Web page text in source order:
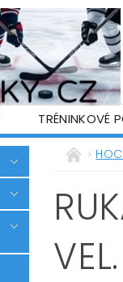
TRÉNINKOVÉ
ÚDAJŮ